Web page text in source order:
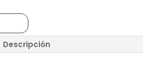
Descripción